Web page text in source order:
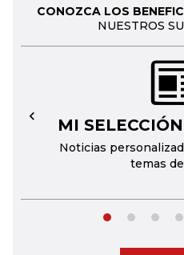
CONOZCA LOS
NUESTROS
MI
Noticias
temas
←